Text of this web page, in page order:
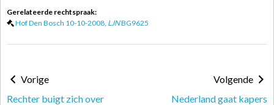
Gerelateerde rechtspraak:
Hof Den Bosch 10-10-2008, LJNBG9625
Vorige
Rechter buigt zich over
Volgende
Nederland gaat kapers